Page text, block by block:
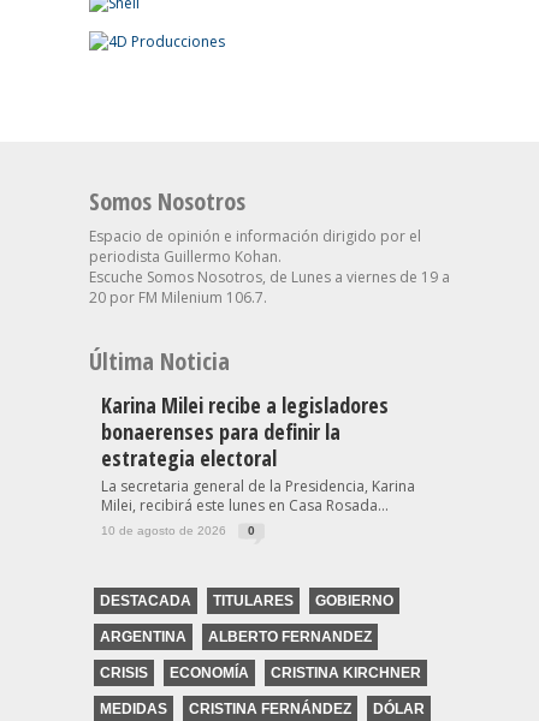
Somos Nosotros
Espacio de opinión e información dirigido por el
periodista Guillermo Kohan.
Escuche Somos Nosotros, de Lunes a viernes de 19 a
20 por FM Milenium 106.7.
Última Noticia
Karina Milei recibe a legisladores
bonaerenses para definir la
estrategia electoral
La secretaria general de la Presidencia, Karina
Milei, recibirá este lunes en Casa Rosada...
10 de agosto de 2026 0
DESTACADA TITULARES GOBIERNO
ARGENTINA ALBERTO FERNANDEZ
CRISIS ECONOMÍA CRISTINA KIRCHNER
MEDIDAS CRISTINA FERNÁNDEZ DÓLAR